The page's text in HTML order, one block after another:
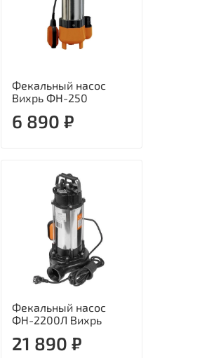
Фекальный насос
Вихрь ФН-250
6 890 ₽
Фекальный насос
ФН-2200Л Вихрь
21 890 ₽